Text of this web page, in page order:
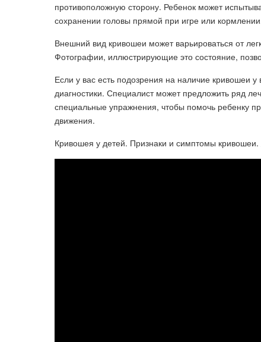
противоположную сторону. Ребенок может
сохранении головы прямой при игре или
Внешний вид кривошеи может варьироваться от
Фотографии, иллюстрирующие это состояние,
Если у вас есть подозрения на наличие кривошеи
диагностики. Специалист может предложить ряд
специальные упражнения, чтобы помочь ребенку
движения.
Кривошея у детей. Признаки и симптомы